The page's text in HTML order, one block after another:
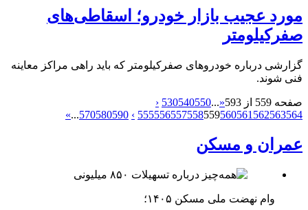
مورد عجیب بازار خودرو؛ اسقاطی‌های
صفرکیلومتر
گزارشی درباره خودرو‌های صفرکیلومتر که باید راهی مراکز معاینه
فنی شوند.
صفحه 559 از 593 «
...
530540550
‹
555556557558559560561 562563564
›
570580590
...
»
عمران و مسکن
وام نهضت ملی مسکن ۱۴۰۵؛